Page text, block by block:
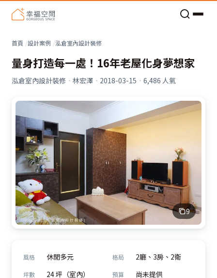
首頁 設計案例 泓倉室內設計裝修
量身打造每一處！16年老屋化身夢想家
泓倉室內設計裝修 · 林宏澤 · 2018-03-15 · 6,486 人氣
9
風格 休閒多元 格局 2廳、3房、2衛
坪數 24 坪（室內） 預算 尚未提供